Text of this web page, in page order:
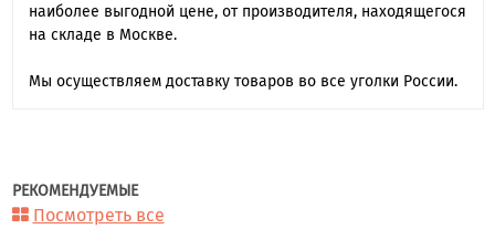
наиболее выгодной цене, от производителя, находящегося
на складе в Москве.
Мы осуществляем доставку товаров во все уголки России.
РЕКОМЕНДУЕМЫЕ
Посмотреть все